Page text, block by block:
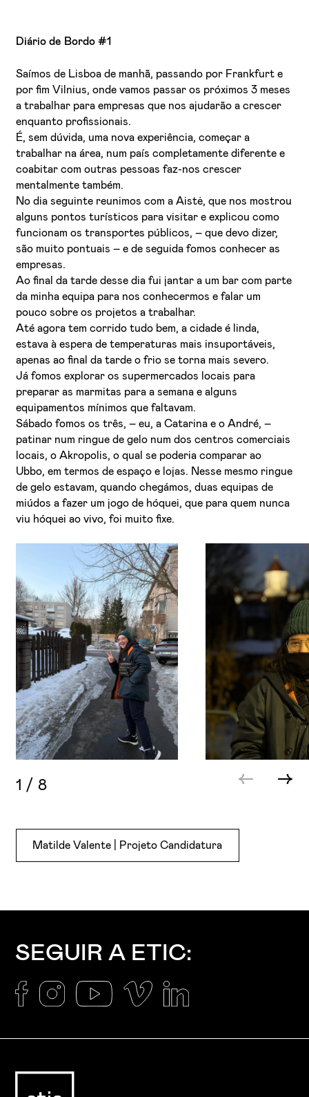
Diário de Bordo #1
Saímos de Lisboa de manhã, passando por Frankfurt e
por fim Vilnius, onde vamos passar os próximos 3 meses
a trabalhar para empresas que nos ajudarão a crescer
enquanto profissionais.
É, sem dúvida, uma nova experiência, começar a
trabalhar na área, num país completamente diferente e
coabitar com outras pessoas faz-nos crescer
mentalmente também.
No dia seguinte reunimos com a Aistė, que nos mostrou
alguns pontos turísticos para visitar e explicou como
funcionam os transportes públicos, – que devo dizer,
são muito pontuais – e de seguida fomos conhecer as
empresas.
Ao final da tarde desse dia fui jantar a um bar com parte
da minha equipa para nos conhecermos e falar um
pouco sobre os projetos a trabalhar.
Até agora tem corrido tudo bem, a cidade é linda,
estava à espera de temperaturas mais insuportáveis,
apenas ao final da tarde o frio se torna mais severo.
Já fomos explorar os supermercados locais para
preparar as marmitas para a semana e alguns
equipamentos mínimos que faltavam.
Sábado fomos os três, – eu, a Catarina e o André, –
patinar num ringue de gelo num dos centros comerciais
locais, o Akropolis, o qual se poderia comparar ao
Ubbo, em termos de espaço e lojas. Nesse mesmo ringue
de gelo estavam, quando chegámos, duas equipas de
miúdos a fazer um jogo de hóquei, que para quem nunca
viu hóquei ao vivo, foi muito fixe.
1 / 8
Matilde Valente | Projeto Candidatura
SEGUIR A ETIC: